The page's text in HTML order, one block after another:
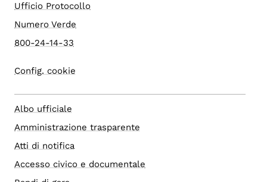
Ufficio Protocollo
Numero Verde
800-24-14-33
Config. cookie
Albo ufficiale
Amministrazione trasparente
Atti di notifica
Accesso civico e documentale